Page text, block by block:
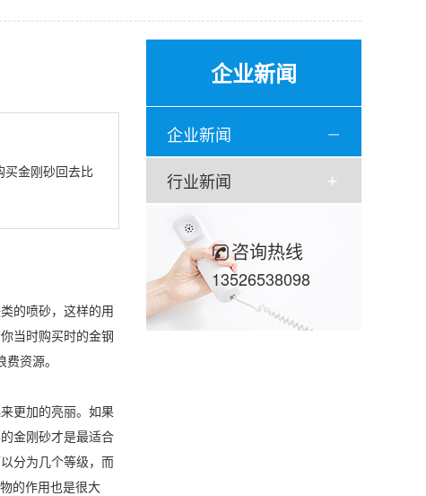
企业新闻
企业新闻
行业新闻
咨询热线
13526538098
买金刚砂回去比
的喷砂，这样的用
当时购买时的金钢
资源。
更加的亮丽。如果
金刚砂才是最适合
分为几个等级，而
的作用也是很大